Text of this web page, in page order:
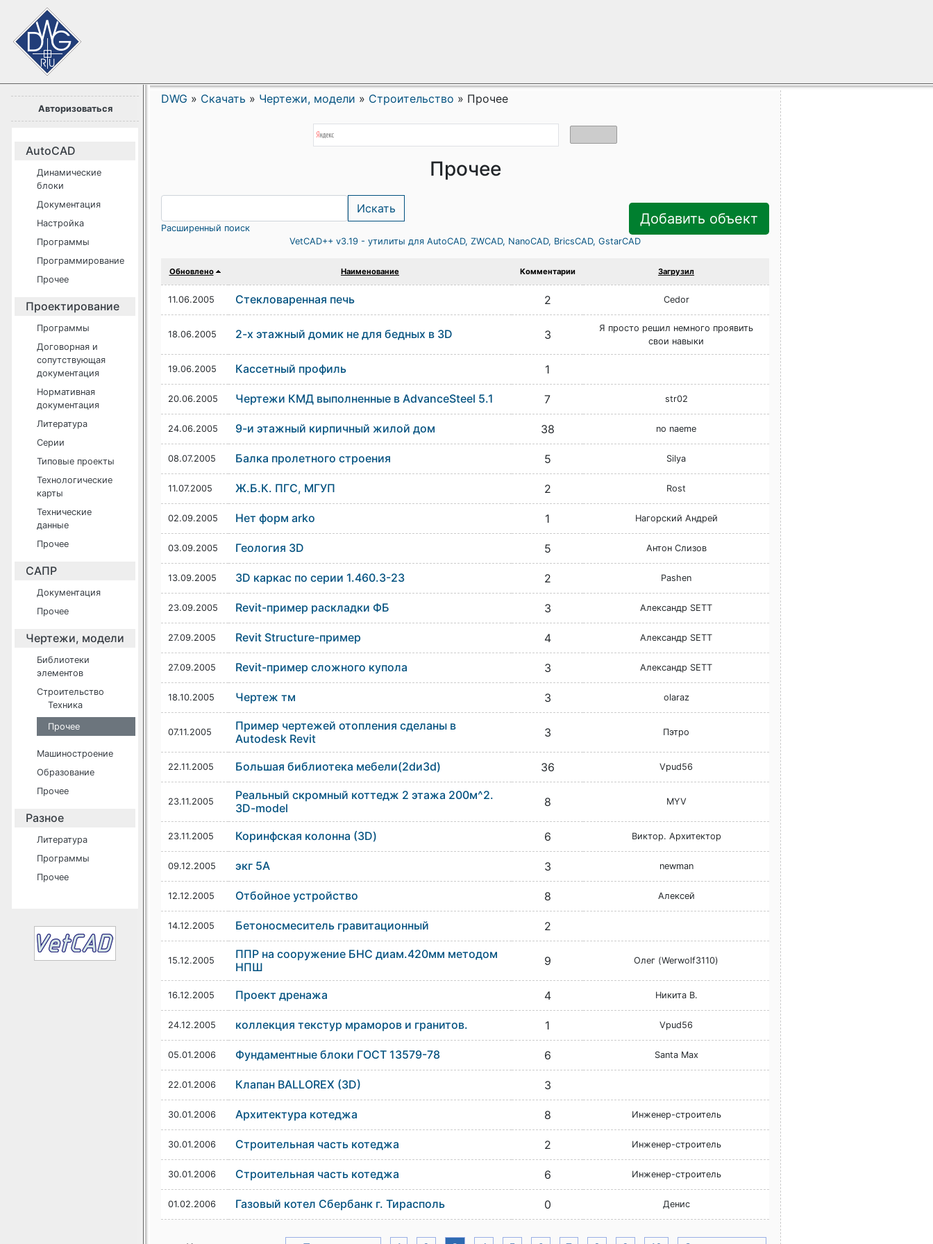
Авторизоваться
AutoCAD
Динамические
блоки
Документация
Настройка
Программы
Программирование
Прочее
Проектирование
Программы
Договорная и
сопутствующая
документация
Нормативная
документация
Литература
Серии
Типовые проекты
Технологические
карты
Технические
данные
Прочее
САПР
Документация
Прочее
Чертежи, модели
Библиотеки
элементов
Строительство
Техника
Прочее
Машиностроение
Образование
Прочее
Разное
Литература
Программы
Прочее
DWG » Скачать » Чертежи, модели » Строительство » Прочее
Прочее
Расширенный поиск
Добавить объект
VetCAD++ v3.19 - утилиты для AutoCAD, ZWCAD, NanoCAD, BricsCAD, GstarCAD
Обновлено Наименование Комментарии Загрузил
11.06.2005 Стекловаренная печь 2 Cedor
18.06.2005 2-х этажный домик не для бедных в 3D 3
Я просто решил немного проявить
свои навыки
19.06.2005 Кассетный профиль 1
20.06.2005 Чертежи КМД выполненные в AdvanceSteel 5.1 7 str02
24.06.2005 9-и этажный кирпичный жилой дом 38 no naeme
08.07.2005 Балка пролетного строения 5 Silya
11.07.2005 Ж.Б.К. ПГС, МГУП 2 Rost
02.09.2005 Нет форм arko 1 Нагорский Андрей
03.09.2005 Геология 3D 5 Антон Слизов
13.09.2005 3D каркас по серии 1.460.3-23 2 Pashen
23.09.2005 Revit-пример раскладки ФБ 3 Александр SETT
27.09.2005 Revit Structure-пример 4 Александр SETT
27.09.2005 Revit-пример сложного купола 3 Александр SETT
18.10.2005 Чертеж тм 3 olaraz
07.11.2005
Пример чертежей отопления сделаны в
Autodesk Revit
3 Пэтро
22.11.2005 Большая библиотека мебели(2dи3d) 36 Vpud56
23.11.2005
Реальный скромный коттедж 2 этажа 200м^2.
3D-model
8 MYV
23.11.2005 Коринфская колонна (3D) 6 Виктор. Архитектор
09.12.2005 экг 5А 3 newman
12.12.2005 Отбойное устройство 8 Алексей
14.12.2005 Бетоносмеситель гравитационный 2
15.12.2005
ППР на сооружение БНС диам.420мм методом
НПШ
9 Олег (Werwolf3110)
16.12.2005 Проект дренажа 4 Никита В.
24.12.2005 коллекция текстур мраморов и гранитов. 1 Vpud56
05.01.2006 Фундаментные блоки ГОСТ 13579-78 6 Santa Max
22.01.2006 Клапан BALLOREX (3D) 3
30.01.2006 Архитектура котеджа 8 Инженер-строитель
30.01.2006 Строительная часть котеджа 2 Инженер-строитель
30.01.2006 Строительная часть котеджа 6 Инженер-строитель
01.02.2006 Газовый котел Сбербанк г. Тирасполь 0 Денис